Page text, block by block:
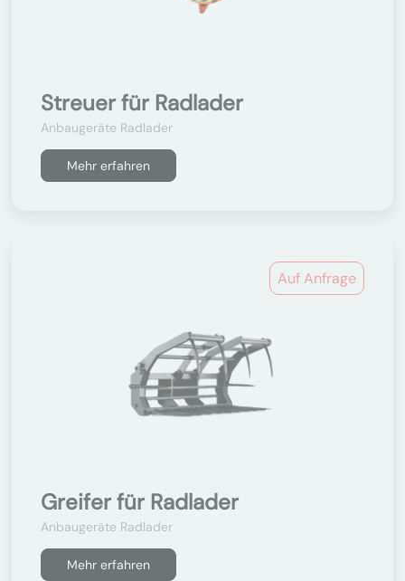
Streuer für Radlader
Anbaugeräte Radlader
Mehr erfahren
Auf Anfrage
Greifer für Radlader
Anbaugeräte Radlader
Mehr erfahren